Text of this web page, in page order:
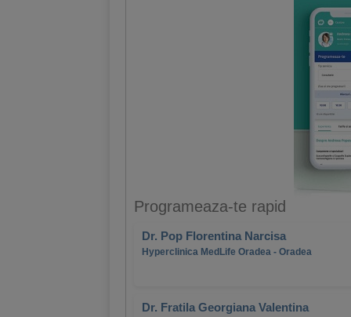
Programeaza-te rapid
Dr. Pop Florentina Narcisa
Hyperclinica MedLife Oradea - Oradea
Dr. Fratila Georgiana Valentina